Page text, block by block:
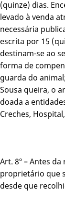
(quinze) dias.
levado à venda
necessária
escrita por 15
destinam-se ao
forma de
guarda do
Sousa queira, o
doada a
Creches,
Art. 8º – Antes
proprietário que
desde que